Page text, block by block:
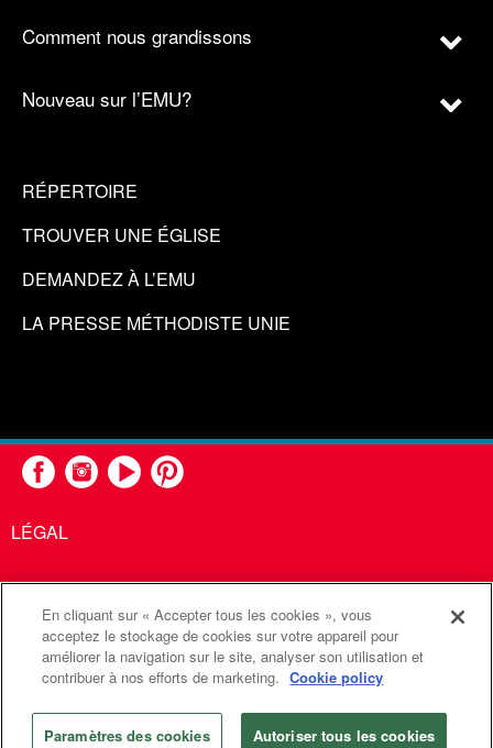
Comment nous grandissons
Nouveau sur l’EMU?
RÉPERTOIRE
TROUVER UNE ÉGLISE
DEMANDEZ À L’EMU
LA PRESSE MÉTHODISTE UNIE
LÉGAL
United Methodist Communications est une agence de l'Église
Méthodiste Unie
Communications Méthodistes Unies. Tous droits
réservés
En cliquant sur « Accepter tous les cookies », vous
acceptez le stockage de cookies sur votre appareil pour
améliorer la navigation sur le site, analyser son utilisation et
contribuer à nos efforts de marketing. Cookie policy
Paramètres des cookies Autoriser tous les cookies